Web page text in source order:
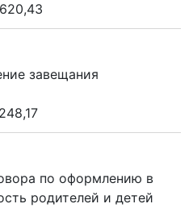
завещания
по оформлению в
родителей и детей